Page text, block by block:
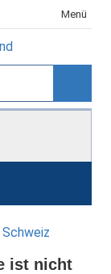
Menü
ist nicht